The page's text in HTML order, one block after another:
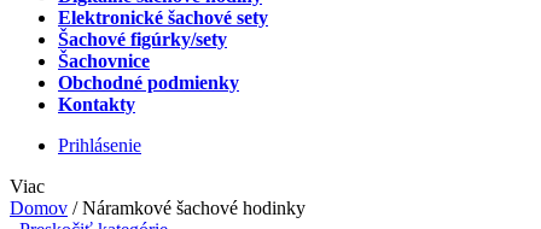
Elektronické šachové sety
Šachové figúrky/sety
Šachovnice
Obchodné podmienky
Kontakty
Prihlásenie
Viac
Domov / Náramkové šachové hodinky